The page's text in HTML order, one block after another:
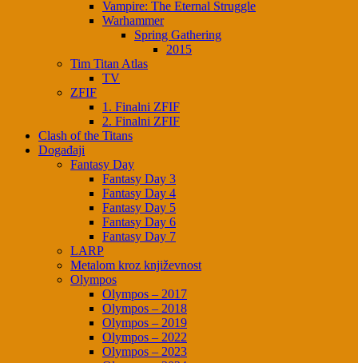
Vampire: The Eternal Struggle
Warhammer
Spring Gathering
2015
Tim Titan Atlas
TV
ZFIF
1. Finalni ZFIF
2. Finalni ZFIF
Clash of the Titans
Događaji
Fantasy Day
Fantasy Day 3
Fantasy Day 4
Fantasy Day 5
Fantasy Day 6
Fantasy Day 7
LARP
Metalom kroz književnost
Olympos
Olympos – 2017
Olympos – 2018
Olympos – 2019
Olympos – 2022
Olympos – 2023